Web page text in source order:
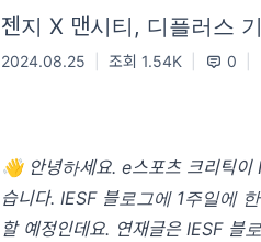
젠지 X 맨시티, 디플러스
2024.08.25 조회 1.54K 0
👋 안녕하세요. e스포츠 크리틱
습니다. IESF 블로그에 1주일에
할 예정인데요. 연재글은 IESF 블